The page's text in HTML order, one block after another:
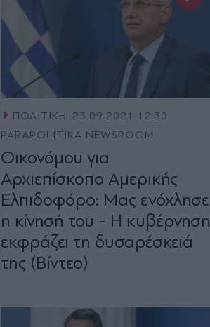
ΠΟΛΙΤΙΚΗ
23.09.2021 12:30
PARAPOLITIKA NEWSROOM
Οικονόμου για
Αρχιεπίσκοπο Αμερικής
Ελπιδοφόρο: Μας ενόχλησε
η κίνησή του - Η κυβέρνηση
εκφράζει τη δυσαρέσκειά
της (Βίντεο)